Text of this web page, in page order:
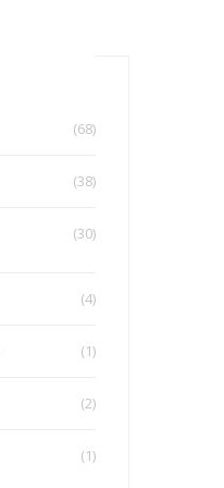
(68)
(38)
(30)
(4)
(1)
(2)
(1)